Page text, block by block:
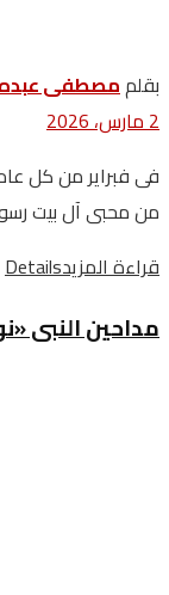
بقلممصطفى
2 مارس، 2026
فى فبراير من كل
من محبى آل بيت
قراءة المزيدDetails
مداحين النبى